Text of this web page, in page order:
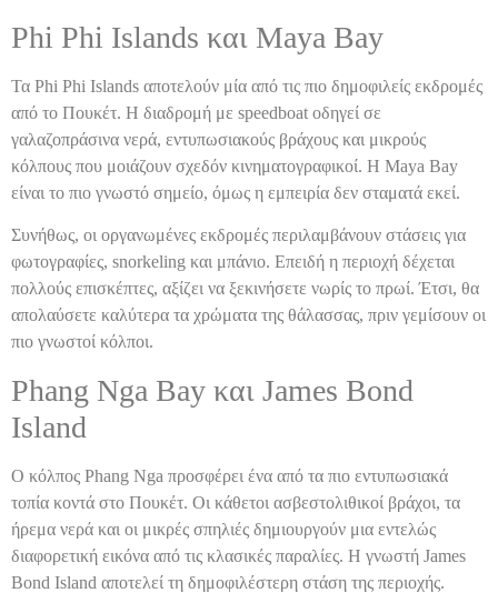
Phi Phi Islands και Maya Bay
Τα Phi Phi Islands αποτελούν μία από τις πιο δημοφιλείς εκδρομές
από το Πουκέτ. Η διαδρομή με speedboat οδηγεί σε
γαλαζοπράσινα νερά, εντυπωσιακούς βράχους και μικρούς
κόλπους που μοιάζουν σχεδόν κινηματογραφικοί. Η Maya Bay
είναι το πιο γνωστό σημείο, όμως η εμπειρία δεν σταματά εκεί.
Συνήθως, οι οργανωμένες εκδρομές περιλαμβάνουν στάσεις για
φωτογραφίες, snorkeling και μπάνιο. Επειδή η περιοχή δέχεται
πολλούς επισκέπτες, αξίζει να ξεκινήσετε νωρίς το πρωί. Έτσι, θα
απολαύσετε καλύτερα τα χρώματα της θάλασσας, πριν γεμίσουν οι
πιο γνωστοί κόλποι.
Phang Nga Bay και James Bond
Island
Ο κόλπος Phang Nga προσφέρει ένα από τα πιο εντυπωσιακά
τοπία κοντά στο Πουκέτ. Οι κάθετοι ασβεστολιθικοί βράχοι, τα
ήρεμα νερά και οι μικρές σπηλιές δημιουργούν μια εντελώς
διαφορετική εικόνα από τις κλασικές παραλίες. Η γνωστή James
Bond Island αποτελεί τη δημοφιλέστερη στάση της περιοχής.